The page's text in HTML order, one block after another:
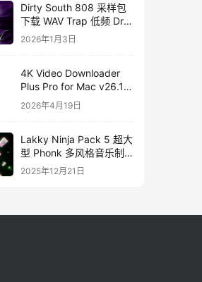
Dirty South 808 采样包
下载 WAV Trap 低频 Dr
Lex 808 音色合集
2026年1月3日
4K Video Downloader
Plus Pro for Mac v26.1
中文破解版下载
2026年4月19日
Lakky Ninja Pack 5 超大
型 Phonk 多风格音乐制
作音源套装
2025年12月21日